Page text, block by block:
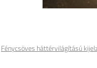
Fénycsöves háttérvilágítású